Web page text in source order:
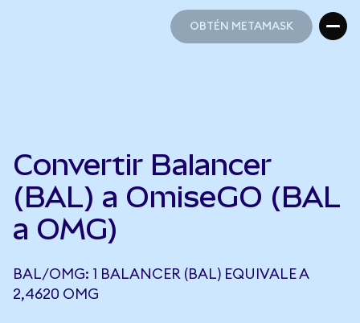
OBTÉN METAMASK
Convertir Balancer
(BAL) a OmiseGO (BAL
a OMG)
BAL/OMG: 1 BALANCER (BAL) EQUIVALE A
2,4620 OMG